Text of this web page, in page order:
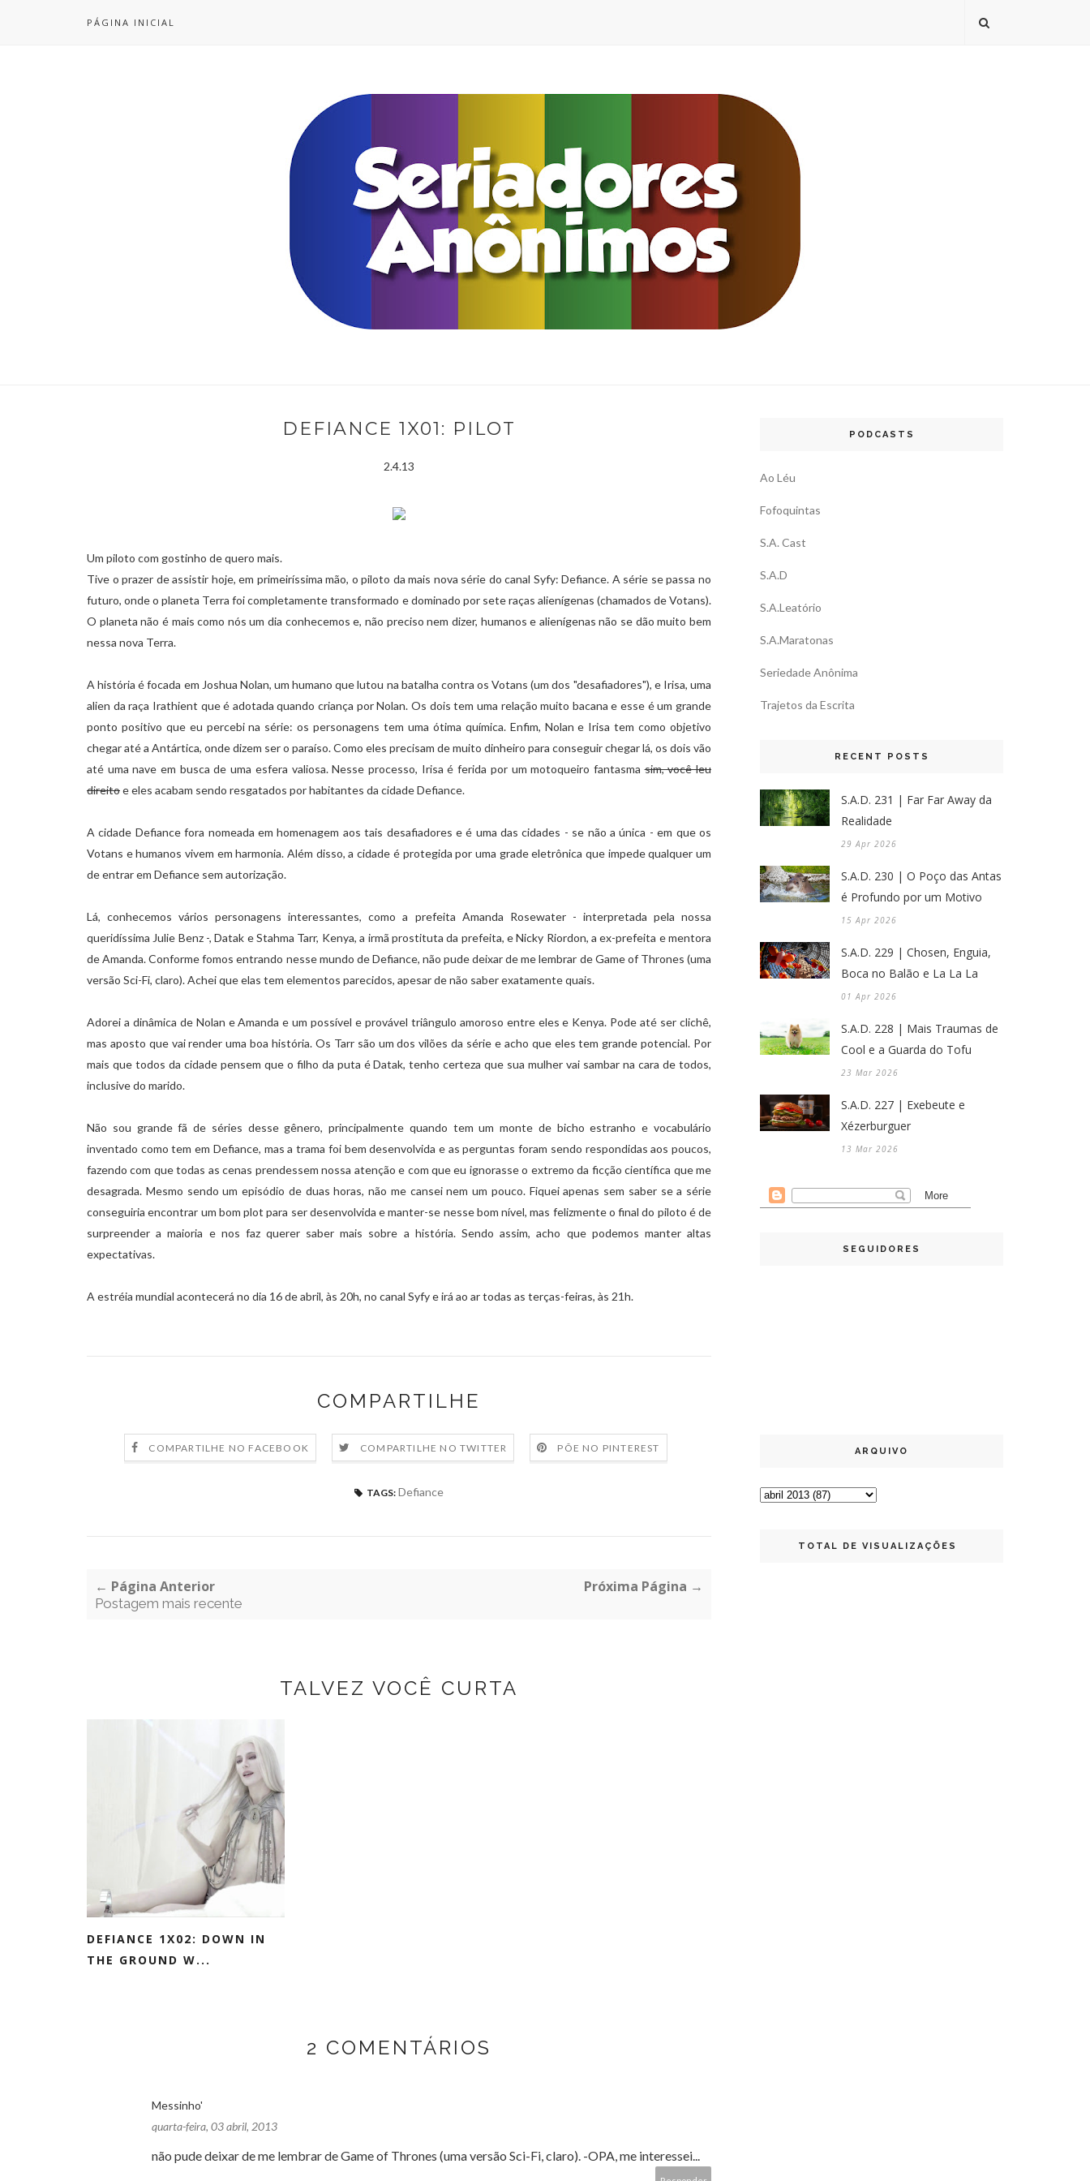
PÁGINA INICIAL
DEFIANCE 1X01: PILOT
2.4.13
Um piloto com gostinho de quero mais.
Tive o prazer de assistir hoje, em primeiríssima mão, o piloto da mais nova série do canal Syfy: Defiance. A série se passa no
futuro, onde o planeta Terra foi completamente transformado e dominado por sete raças alienígenas (chamados de Votans).
O planeta não é mais como nós um dia conhecemos e, não preciso nem dizer, humanos e alienígenas não se dão muito bem
nessa nova Terra.
A história é focada em Joshua Nolan, um humano que lutou na batalha contra os Votans (um dos "desafiadores"), e Irisa, uma
alien da raça Irathient que é adotada quando criança por Nolan. Os dois tem uma relação muito bacana e esse é um grande
ponto positivo que eu percebi na série: os personagens tem uma ótima química. Enfim, Nolan e Irisa tem como objetivo
chegar até a Antártica, onde dizem ser o paraíso. Como eles precisam de muito dinheiro para conseguir chegar lá, os dois vão
até uma nave em busca de uma esfera valiosa. Nesse processo, Irisa é ferida por um motoqueiro fantasmasim, você leu
direitoe eles acabam sendo resgatados por habitantes da cidade Defiance.
A cidade Defiance fora nomeada em homenagem aos tais desafiadores e é uma das cidades - se não a única - em que os
Votans e humanos vivem em harmonia. Além disso, a cidade é protegida por uma grade eletrônica que impede qualquer um
de entrar em Defiance sem autorização.
Lá, conhecemos vários personagens interessantes, como a prefeita Amanda Rosewater - interpretada pela nossa
queridíssima Julie Benz -, Datak e Stahma Tarr, Kenya, a irmã prostituta da prefeita, e Nicky Riordon, a ex-prefeita e mentora
de Amanda. Conforme fomos entrando nesse mundo de Defiance, não pude deixar de me lembrar de Game of Thrones (uma
versão Sci-Fi, claro). Achei que elas tem elementos parecidos, apesar de não saber exatamente quais.
Adorei a dinâmica de Nolan e Amanda e um possível e provável triângulo amoroso entre eles e Kenya. Pode até ser clichê,
mas aposto que vai render uma boa história. Os Tarr são um dos vilões da série e acho que eles tem grande potencial. Por
mais que todos da cidade pensem que o filho da puta é Datak, tenho certeza que sua mulher vai sambar na cara de todos,
inclusive do marido.
Não sou grande fã de séries desse gênero, principalmente quando tem um monte de bicho estranho e vocabulário
inventado como tem em Defiance, mas a trama foi bem desenvolvida e as perguntas foram sendo respondidas aos poucos,
fazendo com que todas as cenas prendessem nossa atenção e com que eu ignorasse o extremo da ficção científica que me
desagrada. Mesmo sendo um episódio de duas horas, não me cansei nem um pouco. Fiquei apenas sem saber se a série
conseguiria encontrar um bom plot para ser desenvolvida e manter-se nesse bom nível, mas felizmente o final do piloto é de
surpreender a maioria e nos faz querer saber mais sobre a história. Sendo assim, acho que podemos manter altas
expectativas.
A estréia mundial acontecerá no dia 16 de abril, às 20h, no canal Syfy e irá ao ar todas as terças-feiras, às 21h.
COMPARTILHE
COMPARTILHE NO FACEBOOK COMPARTILHE NO TWITTER PÕE NO PINTEREST
TAGS: Defiance
← Página Anterior
Postagem mais recente
Próxima Página →
TALVEZ VOCÊ CURTA
DEFIANCE 1X02: DOWN IN
THE GROUND W...
2 COMENTÁRIOS
Messinho'
quarta-feira, 03 abril, 2013
não pude deixar de me lembrar de Game of Thrones (uma versão Sci-Fi, claro). -OPA, me interessei...
PODCASTS
Ao Léu
Fofoquintas
S.A. Cast
S.A.D
S.A.Leatório
S.A.Maratonas
Seriedade Anônima
Trajetos da Escrita
RECENT POSTS
S.A.D. 231 | Far Far Away da
Realidade
29 Apr 2026
S.A.D. 230 | O Poço das Antas
é Profundo por um Motivo
15 Apr 2026
S.A.D. 229 | Chosen, Enguia,
Boca no Balão e La La La
01 Apr 2026
S.A.D. 228 | Mais Traumas de
Cool e a Guarda do Tofu
23 Mar 2026
S.A.D. 227 | Exebeute e
Xézerburguer
13 Mar 2026
SEGUIDORES
ARQUIVO
TOTAL DE VISUALIZAÇÕES